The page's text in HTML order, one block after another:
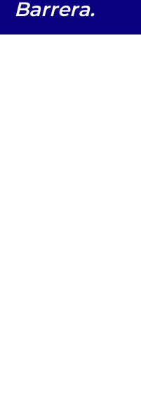
Barrera.
Abraham